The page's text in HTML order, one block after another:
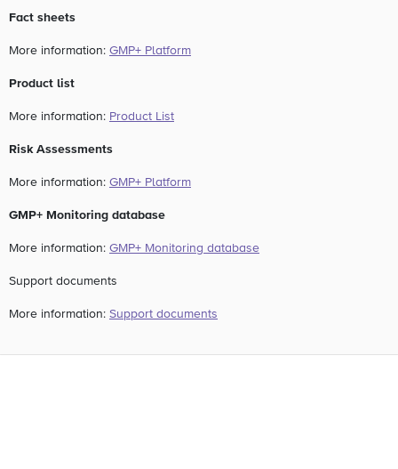
Fact sheets
More information: GMP+ Platform
Product list
More information: Product List
Risk Assessments
More information: GMP+ Platform
GMP+ Monitoring database
More information: GMP+ Monitoring database
Support documents
More information: Support documents